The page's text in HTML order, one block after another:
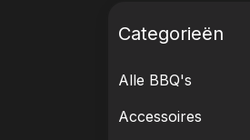
Categorieën
Alle BBQ's
Accessoires